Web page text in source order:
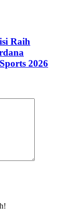
Raih
2026